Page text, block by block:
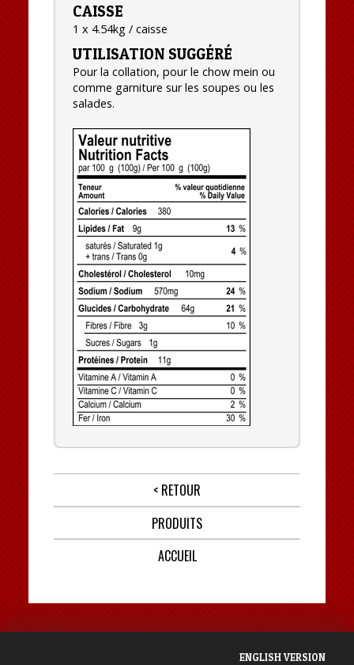
CAISSE
1 x 4.54kg / caisse
UTILISATION SUGGÉRÉ
Pour la collation, pour le chow mein ou
comme garniture sur les soupes ou les
salades.
< RETOUR
PRODUITS
ACCUEIL
ENGLISH VERSION